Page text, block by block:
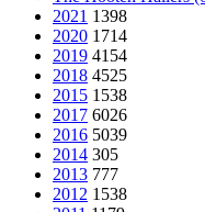
2021 1398
2020 1714
2019 4154
2018 4525
2015 1538
2017 6026
2016 5039
2014 305
2013 777
2012 1538